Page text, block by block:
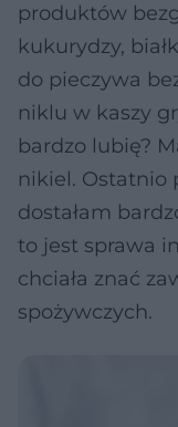
produktów
kukurydzy,
do pieczywa
niklu w kaszy
bardzo lubię?
nikiel. Ostatnio
dostałam
to jest sprawa
chciała znać
spożywczych.